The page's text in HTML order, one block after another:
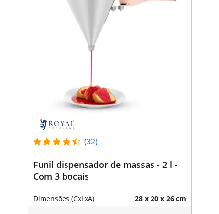
(32)
Funil dispensador de massas - 2 l -
Com 3 bocais
Dimensões (CxLxA) 28 x 20 x 26 cm